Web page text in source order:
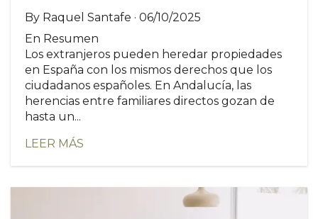
By Raquel Santafe · 06/10/2025
En Resumen
Los extranjeros pueden heredar propiedades
en España con los mismos derechos que los
ciudadanos españoles. En Andalucía, las
herencias entre familiares directos gozan de
hasta un...
LEER MÁS